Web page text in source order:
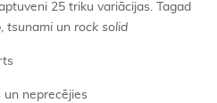
25 triku variācijas. Tagad
, tsunami un rock solid
un neprecējies